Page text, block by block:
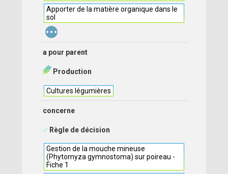
Apporter de la matière organique dans le
sol
...
a pour parent
Production
Cultures légumières
concerne
Règle de décision
Gestion de la mouche mineuse
(Phytomyza gymnostoma) sur poireau -
Fiche 1